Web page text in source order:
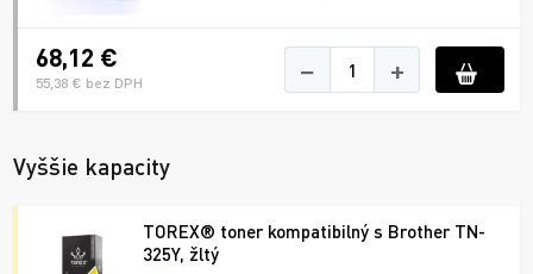
68,12 €
55,38 € bez DPH − +
Vyššie kapacity
TOREX® toner kompatibilný s Brother TN-
325Y, žltý